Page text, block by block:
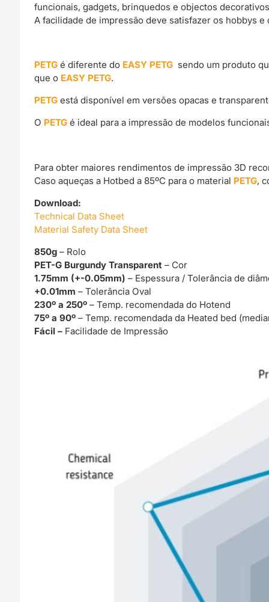
funcionais, gadgets, brinquedos e objectos
A facilidade de impressão deve satisfazer os hobbys
PETG é diferente do EASY PETG sendo um produto
que o EASY PETG.
PETG está disponível em versões opacas e
O PETG é ideal para a impressão de modelos
Para obter maiores rendimentos de impressão 3D
Caso aqueças a Hotbed a 85ºC para o material PETG,
Download:
Technical Data Sheet
Material Safety Data Sheet
850g – Rolo
PET-G Burgundy Transparent– Cor
1.75mm (+-0.05mm)– Espessura / Tolerância de
+0.01mm– Tolerância Oval
230º a 250º– Temp. recomendada do Hotend
75º a 90º– Temp. recomendada da Heated bed
Fácil – Facilidade de Impressão